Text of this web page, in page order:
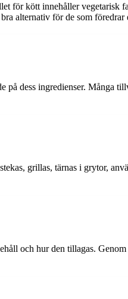
för kött innehåller vegetarisk
alternativ för de som
dess ingredienser. Många
grillas, tärnas i grytor,
och hur den tillagas.